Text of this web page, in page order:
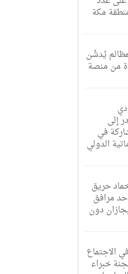
مكة
يُدشّن
من منصة
إلى
في
الدولي
حريق
مرافق
دون
الاجتماع
خبراء